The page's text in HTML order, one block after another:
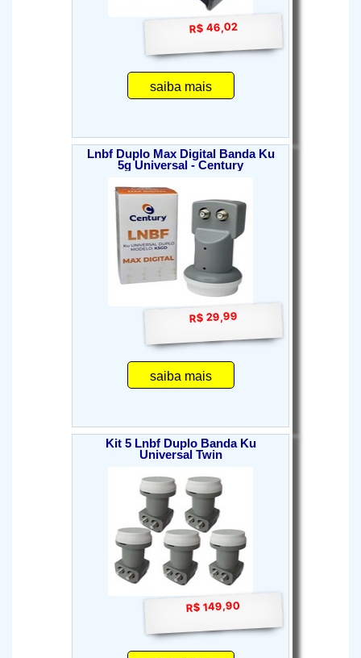
R$ 46,02
saiba mais
Lnbf Duplo Max Digital Banda Ku
5g Universal - Century
R$ 29,99
saiba mais
Kit 5 Lnbf Duplo Banda Ku
Universal Twin
R$ 149,90